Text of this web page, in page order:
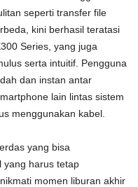
seperti transfer file
kini berhasil teratasi
Series, yang juga
serta intuitif. Pengguna
dan instan antar
lain lintas sistem
menggunakan kabel.
yang bisa
yang harus tetap
momen liburan akhir